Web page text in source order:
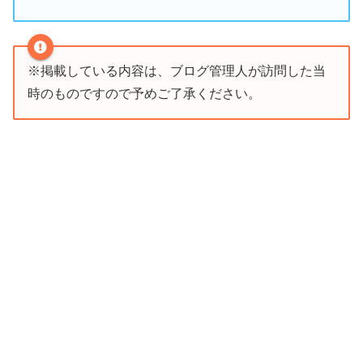
※掲載している内容は、ブログ管理人が訪問した当
時のものですので予めご了承ください。